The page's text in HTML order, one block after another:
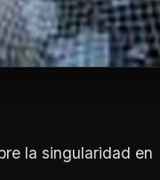
la singularidad en